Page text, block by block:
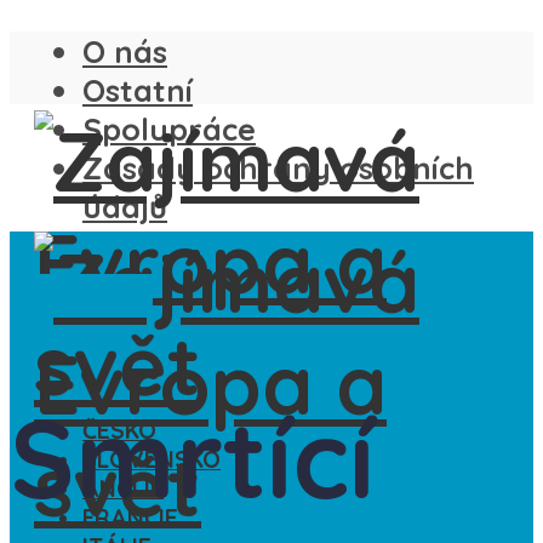
O nás
Ostatní
Spolupráce
Zásady ochrany osobních
údajů
ČESKO
SLOVENSKO
ANGLIE
FRANCIE
Smrtící